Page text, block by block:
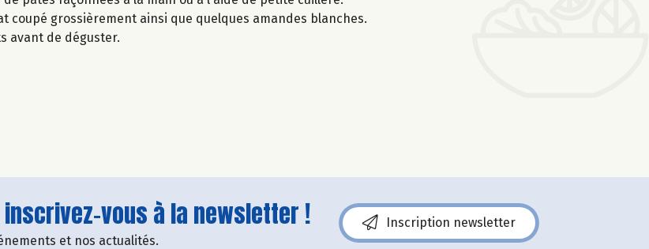
coupé grossièrement ainsi que quelques amandes blanches.
avant de déguster.
vous à la newsletter !
et nos actualités.
Inscription newsletter